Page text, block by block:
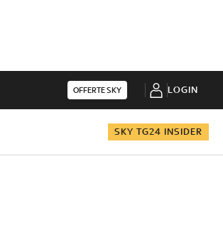
OFFERTE SKY LOGIN
SKY TG24 INSIDER